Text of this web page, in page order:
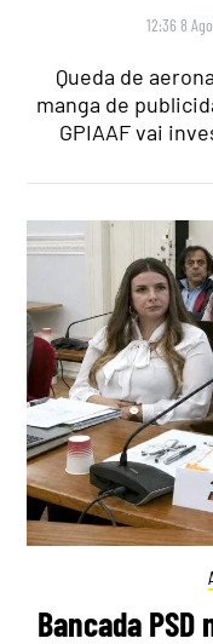
12:36 8
Queda de
manga de
GPIAAF vai
Bancada